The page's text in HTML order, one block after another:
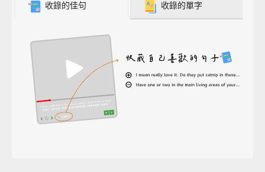
收錄的佳句 收錄的單字